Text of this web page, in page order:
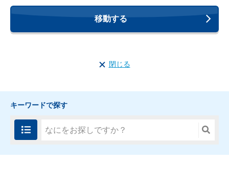
移動する
閉じる
キーワードで探す